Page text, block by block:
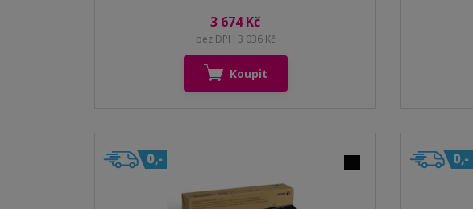
3 674 Kč
bez DPH 3 036 Kč
Koupit